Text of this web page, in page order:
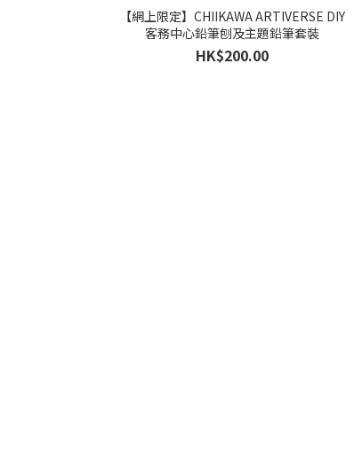
【網上限定】CHIIKAWA ARTIVERSE DIY
客務中心鉛筆刨及主題鉛筆套裝
HK$200.00